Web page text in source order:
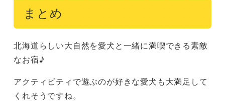
まとめ
北海道らしい大自然を愛犬と一緒に満喫できる素敵
なお宿♪
アクティビティで遊ぶのが好きな愛犬も大満足して
くれそうですね。